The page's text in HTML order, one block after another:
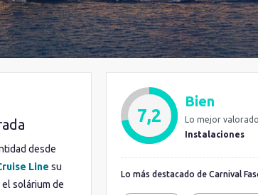
desde
Line su
el solárium de
7,2
Bien
Lo mejor
Instalaciones
Lo más destacado de Carnival